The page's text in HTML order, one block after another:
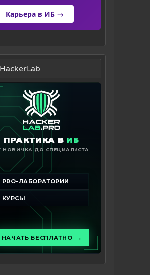
Карьера в ИБ →
HackerLab